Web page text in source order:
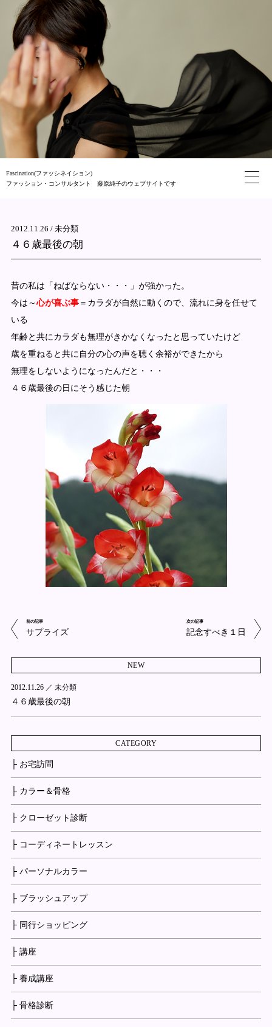
Fascination(ファッシネイション)
ファッション・コンサルタント 藤原純子のウェブサイトです
2012.11.26 / 未分類
４６歳最後の朝
昔の私は「ねばならない・・・」が強かった。
今は～ 心が喜ぶ事＝カラダが自然に動くので、流れに身を任せて
いる
年齢と共にカラダも無理がきかなくなったと思っていたけど
歳を重ねると共に自分の心の声を聴く余裕ができたから
無理をしないようになったんだと・・・
４６歳最後の日にそう感じた朝
前の記事
サプライズ
次の記事
記念すべき１日
NEW
2012.11.26 ／ 未分類
４６歳最後の朝
CATEGORY
├ お宅訪問
├ カラー＆骨格
├ クローゼット診断
├ コーディネートレッスン
├ パーソナルカラー
├ ブラッシュアップ
├ 同行ショッピング
├ 講座
├ 養成講座
├ 骨格診断